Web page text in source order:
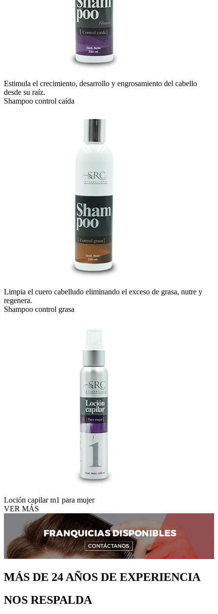
Estimula el crecimiento, desarrollo y engrosamiento del cabello
desde su raíz.
Shampoo control caída
Limpia el cuero cabelludo eliminando el exceso de grasa, nutre y
regenera.
Shampoo control grasa
Loción capilar m1 para mujer
VER MÁS
MÁS DE 24 AÑOS DE EXPERIENCIA
NOS RESPALDA